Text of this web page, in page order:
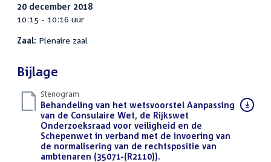
20 december 2018
10:15 - 10:16 uur
Zaal: Plenaire zaal
Bijlage
Stenogram
Download
bestand:
Behandeling van het wetsvoorstel Aanpassing
van de Consulaire Wet, de Rijkswet
Onderzoeksraad voor veiligheid en de
Schepenwet in verband met de invoering van
de normalisering van de rechtspositie van
ambtenaren (35071-(R2110)).